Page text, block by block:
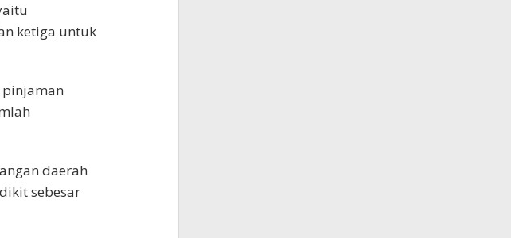
ketiga untuk
daerah
sebesar